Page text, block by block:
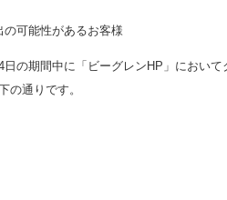
の可能性があるお客様
の期間中に「ビーグレンHP」におい
の通りです。